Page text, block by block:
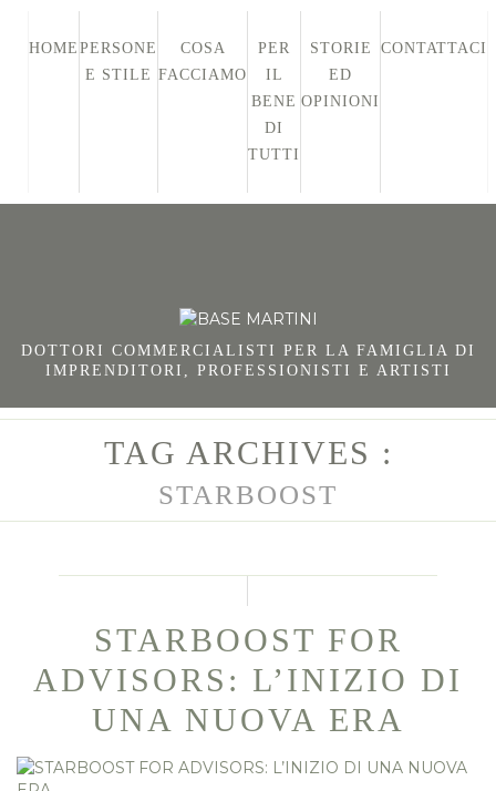
HOME PERSONE
E STILE
COSA
FACCIAMO
PER
IL
BENE
DI
TUTTI
STORIE
ED
OPINIONI
CONTATTACI
DOTTORI COMMERCIALISTI PER LA FAMIGLIA DI
IMPRENDITORI, PROFESSIONISTI E ARTISTI
TAG ARCHIVES :
STARBOOST
STARBOOST FOR
ADVISORS: L’INIZIO DI
UNA NUOVA ERA